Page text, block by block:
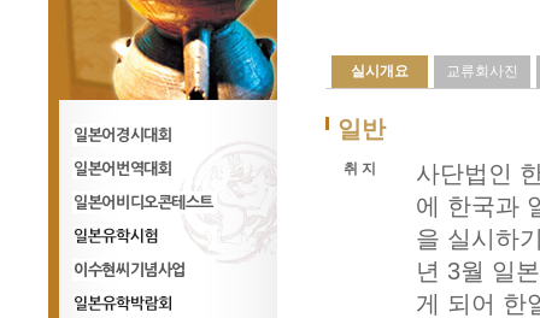
일어경시대회
일어번역대회
일어비디오콘테스트
일본유학시험
이수현씨기념사업
실시개요 교류회사진
일반
취 지
사단법인
에 한국과
을 실시하
년 3월 일
게 되어 한